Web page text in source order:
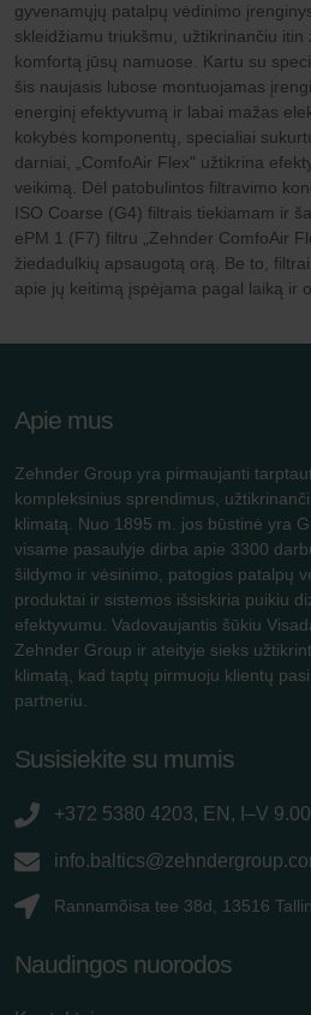
gyvenamųjų patalpų vėdinimo
skleidžiamu triukšmu, užtikrinančiu
komfortą jūsų namuose. Kartu su
šis naujasis lubose montuojamas
energinį efektyvumą ir labai mažas
kokybės komponentų, specialiai
darniai, „ComfoAir Flex" užtikrina
veikimą. Dėl patobulintos filtravimo
ISO Coarse (G4) filtrais tiekiamam ir
ePM 1 (F7) filtru „Zehnder ComfoAir
žiedadulkių apsaugotą orą. Be to,
apie jų keitimą įspėjama pagal laiką ir
Apie mus
Zehnder Group yra pirmaujanti
kompleksinius sprendimus,
klimatą. Nuo 1895 m. jos būstinė yra
visame pasaulyje dirba apie 3300
šildymo ir vėsinimo, patogios patalpų
produktai ir sistemos išsiskiria puikiu
efektyvumu. Vadovaujantis šūkiu
Zehnder Group ir ateityje sieks
klimatą, kad taptų pirmuoju klientų
partneriu.
Susisiekite su mumis
+372 5380 4203, EN, I–V
Rannamõisa tee 38d, 13516
Naudingos nuorodos